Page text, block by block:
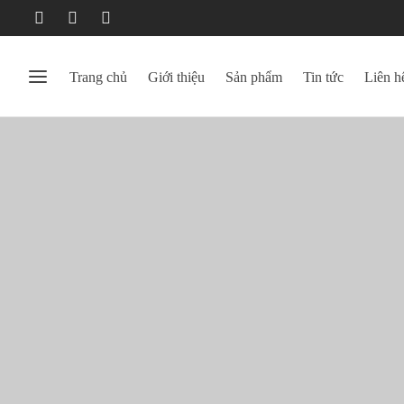
Trang chủ Giới thiệu Sản phẩm Tin tức Liên